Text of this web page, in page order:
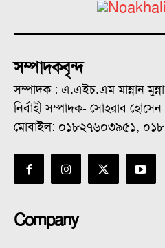
সম্পাদকবৃন্দ
সম্পাদক : এ.এইচ.এম মান্নান মুন্না
নির্বাহী সম্পাদক- সোহরাব
মোবাইল: ০১৮২৭৬০৩৯৫১,
Company